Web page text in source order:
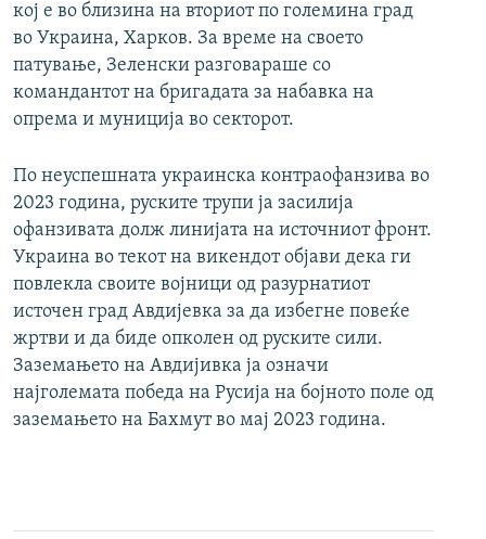
кој е во близина на вториот по големина град
во Украина, Харков. За време на своето
патување, Зеленски разговараше со
командантот на бригадата за набавка на
опрема и муниција во секторот.
По неуспешната украинска контраофанзива во
2023 година, руските трупи ја засилија
офанзивата долж линијата на источниот фронт.
Украина во текот на викендот објави дека ги
повлекла своите војници од разурнатиот
источен град Авдијевка за да избегне повеќе
жртви и да биде опколен од руските сили.
Заземањето на Авдијивка ја означи
најголемата победа на Русија на бојното поле од
заземањето на Бахмут во мај 2023 година.